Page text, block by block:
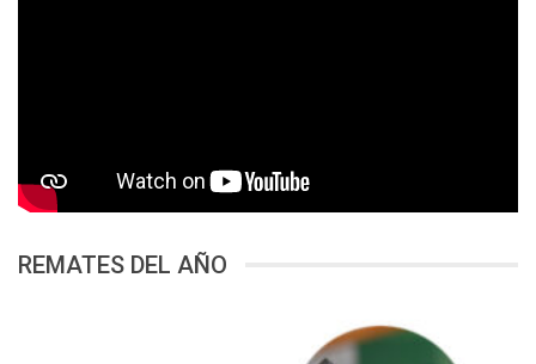
REMATES DEL AÑO